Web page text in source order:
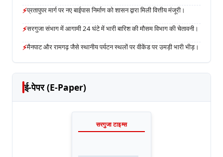
⚡प्रतापुपर मार्ग पर नए बाईपास निर्माण को शासन द्वारा मिली वित्तीय मंजूरी।
⚡सरगुजा संभाग में आगामी 24 घंटे में भारी बारिश की मौसम विभाग की चेतावनी।
⚡मैनपाट और रामगढ़ जैसे स्थानीय पर्यटन स्थलों पर वीकेंड पर उमड़ी भारी भीड़।
ई-पेपर (E-Paper)
सरगुजा टाइम्स